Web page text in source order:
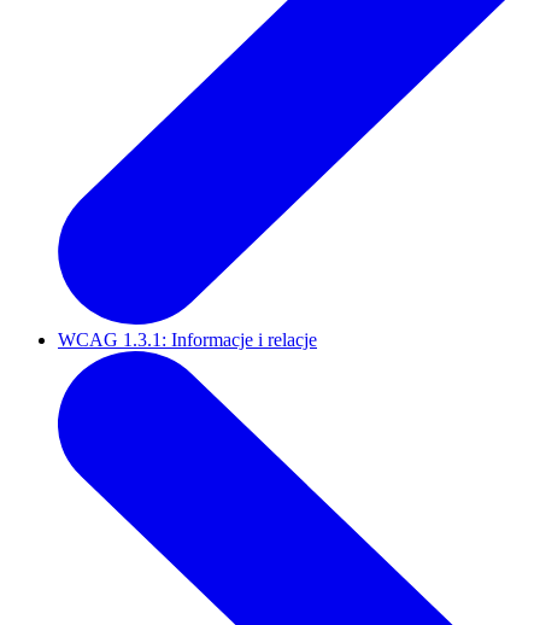
WCAG 1.3.1: Informacje i relacje